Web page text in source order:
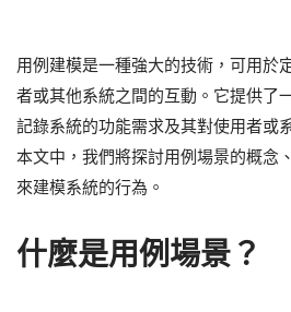
用例建模是一種強大的技術，可用於
者或其他系統之間的互動。它提供了
記錄系統的功能需求及其對使用者或
本文中，我們將探討用例場景的概念
來建模系統的行為。
什麼是用例場景？